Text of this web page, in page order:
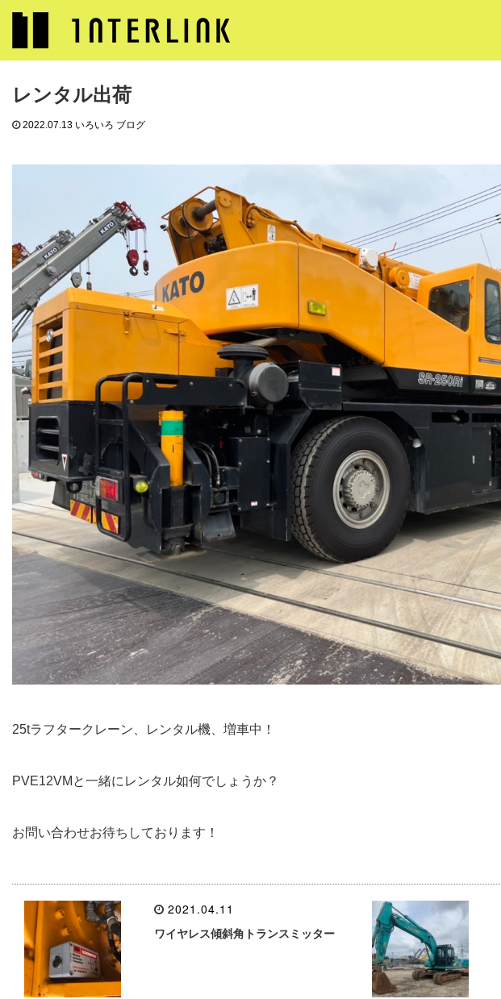
いろいろ ブログ レンタル出荷
レンタル出荷
2022.07.13 いろいろ ブログ
25tラフタークレーン、レンタル機、増車中！
PVE12VMと一緒にレンタル如何でしょうか？
お問い合わせお待ちしております！
2021.04.11
ワイヤレス傾斜角トランスミッター